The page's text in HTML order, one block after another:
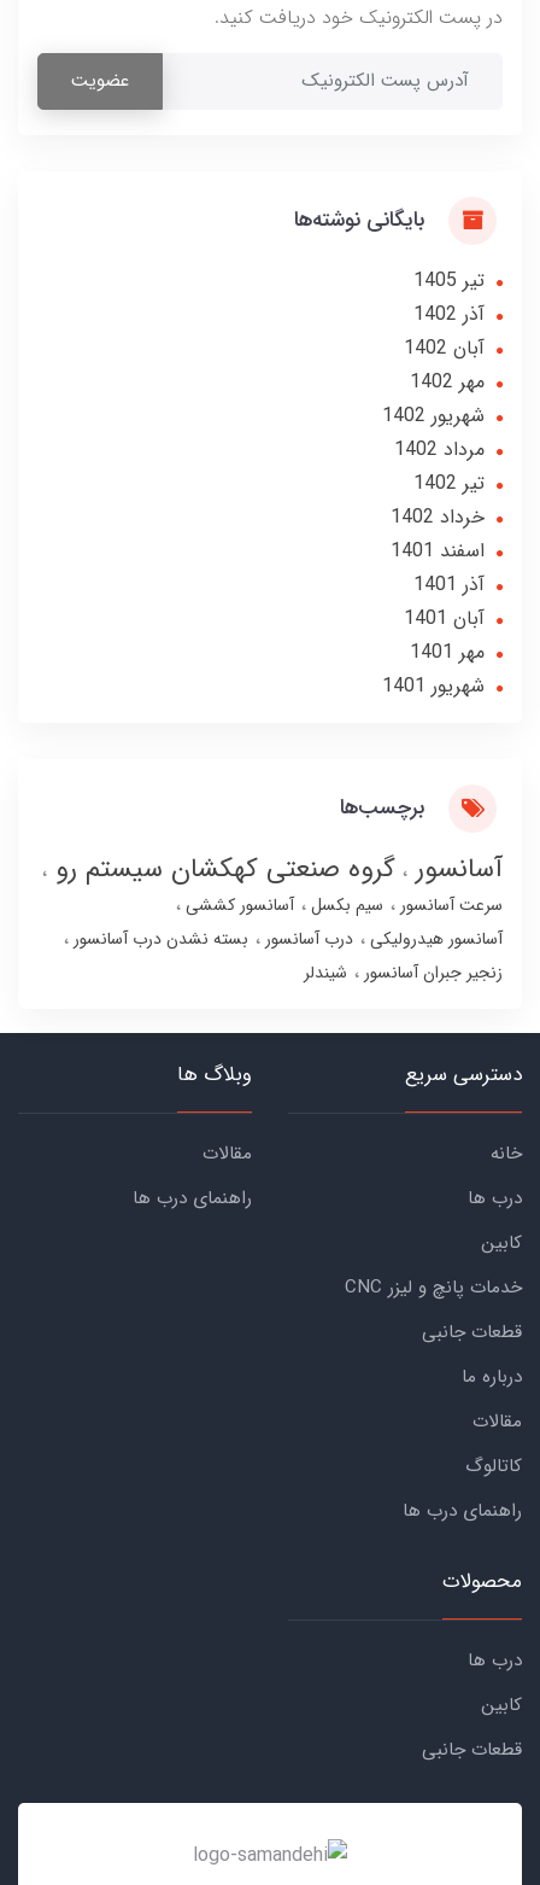
در پست الکترونیک خود دریافت کنید.
عضویت
بایگانی نوشته‌ها
تير 1405
آذر 1402
آبان 1402
مهر 1402
شهریور 1402
مرداد 1402
تير 1402
خرداد 1402
اسفند 1401
آذر 1401
آبان 1401
مهر 1401
شهریور 1401
برچسب‌ها
آسانسور گروه صنعتی کهکشان سیستم رو
سرعت آسانسور سیم بکسل
آسانسور کششی
آسانسور هیدرولیکی
درب آسانسور
بسته نشدن درب آسانسور
زنجیر جبران آسانسور
شیندلر
دسترسی سریع
خانه
درب ها
کابین
خدمات پانچ و لیزر CNC
قطعات جانبی
درباره ما
مقالات
کاتالوگ
راهنمای درب ها
وبلاگ ها
مقالات
راهنمای درب ها
محصولات
درب ها
کابین
قطعات جانبی